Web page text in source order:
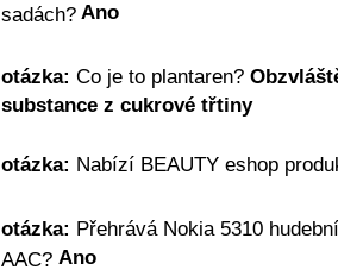
sadách? Ano
otázka: Co je to plantaren?
substance z cukrové třtiny
otázka: Nabízí BEAUTY eshop
otázka: Přehrává Nokia 5310
AAC? Ano